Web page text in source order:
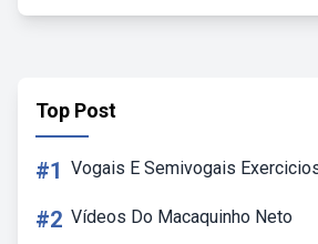
Top Post
#1 Vogais E Semivogais
#2 Vídeos Do Macaquinho Neto